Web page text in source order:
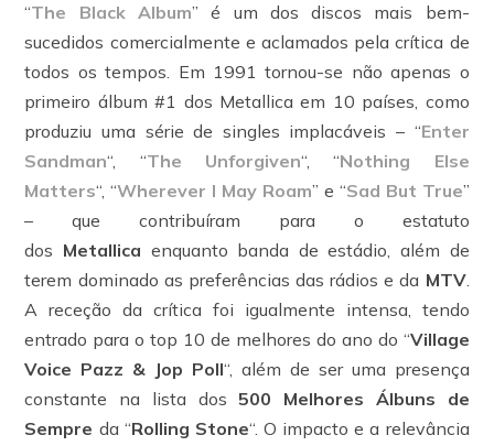
“The Black Album” é um dos discos mais bem-
sucedidos comercialmente e aclamados pela crítica de
todos os tempos. Em 1991 tornou-se não apenas o
primeiro álbum #1 dos Metallica em 10 países, como
produziu uma série de singles implacáveis – “Enter
Sandman“, “The Unforgiven“, “Nothing Else
Matters“, “Wherever I May Roam” e “Sad But True”
– que contribuíram para o estatuto
dos Metallica enquanto banda de estádio, além de
terem dominado as preferências das rádios e da MTV.
A receção da crítica foi igualmente intensa, tendo
entrado para o top 10 de melhores do ano do “Village
Voice Pazz & Jop Poll“, além de ser uma presença
constante na lista dos500 Melhores Álbuns de
Sempre da “Rolling Stone“. O impacto e a relevância